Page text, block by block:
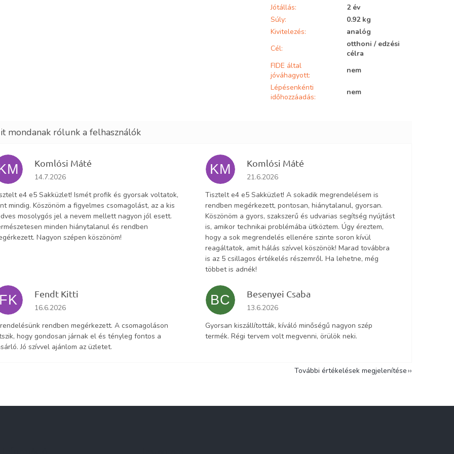
Jótállás:
2 év
Súly:
0.92 kg
Kivitelezés:
analóg
Cél:
otthoni / edzési
célra
FIDE által
jóváhagyott:
nem
Lépésenkénti
időhozzáadás:
nem
Komlósi Máté
Az áruház értékelése 5-ből 5 csillag.
14.7.2026
e4 e5 Sakküzlet! Ismét profik és gyorsak voltatok,
mindig. Köszönöm a figyelmes csomagolást, az a kis
mosolygós jel a nevem mellett nagyon jól esett.
minden hiánytalanul és rendben
Nagyon szépen köszönöm!
KM Komlósi Máté
Az áruház értékelése 5-ből 5 csillag.
21.6.2026
Tisztelt e4 e5 Sakküzlet! A sokadik megrendelésem is
rendben megérkezett, pontosan, hiánytalanul, gyorsan.
Köszönöm a gyors, szakszerű és udvarias segítség nyújtást
is, amikor technikai problémába ütköztem. Úgy éreztem,
hogy a sok megrendelés ellenére szinte soron kívül
reagáltatok, amit hálás szívvel köszönök! Marad továbbra
is az 5 csillagos értékelés részemről. Ha lehetne, még
többet is adnék!
FK Fendt Kitti
Az áruház értékelése 5-ből 5 csillag.
16.6.2026
rendben megérkezett. A csomagoláson
hogy gondosan járnak el és tényleg fontos a
Jó szívvel ajánlom az üzletet.
BC Besenyei Csaba
Az áruház értékelése 5-ből 5 csillag.
13.6.2026
Gyorsan kiszállították, kíváló minőségű nagyon szép
termék. Régi tervem volt megvenni, örülök neki.
További értékelések megjelenítése